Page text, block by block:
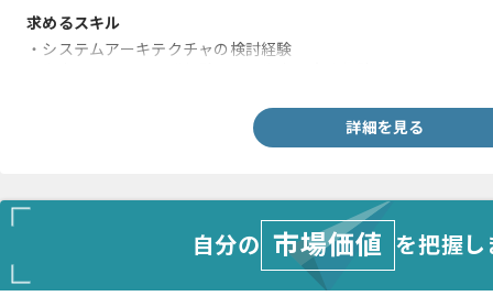
求めるスキル
・システムアーキテクチャの検討経験
詳細を見る
自分の 市場価値 を把握